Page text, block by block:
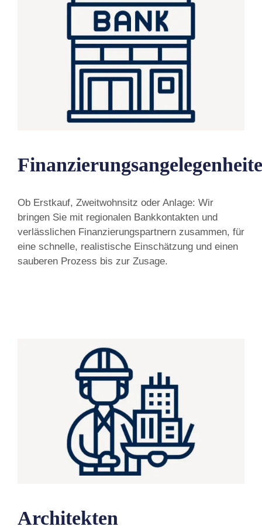
Ob Erstkauf, Zweitwohnsitz oder Anlage: Wir
bringen Sie mit regionalen Bankkontakten und
verlässlichen Finanzierungspartnern zusammen, für
eine schnelle, realistische Einschätzung und einen
sauberen Prozess bis zur Zusage.
Architekten